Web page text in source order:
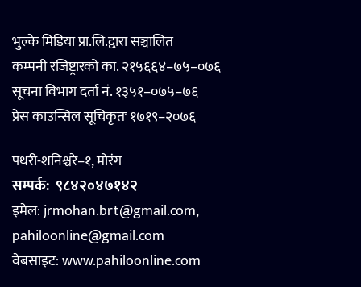
भुल्के मिडिया प्रा.लि.द्वारा सञ्चालित
कम्पनी रजिष्ट्रारको का. २१५६६४–७५–०७६
सूचना विभाग दर्ता नं. १३५१–०७५–७६
प्रेस काउन्सिल सूचिकृतः १७१९–२०७६
पथरी-शनिश्चरे–१, मोरंग
सम्पर्क: ९८४२०४७१४२
इमेल: jrmohan.brt@gmail.com,
pahiloonline@gmail.com
वेबसाइट:www.pahiloonline.com